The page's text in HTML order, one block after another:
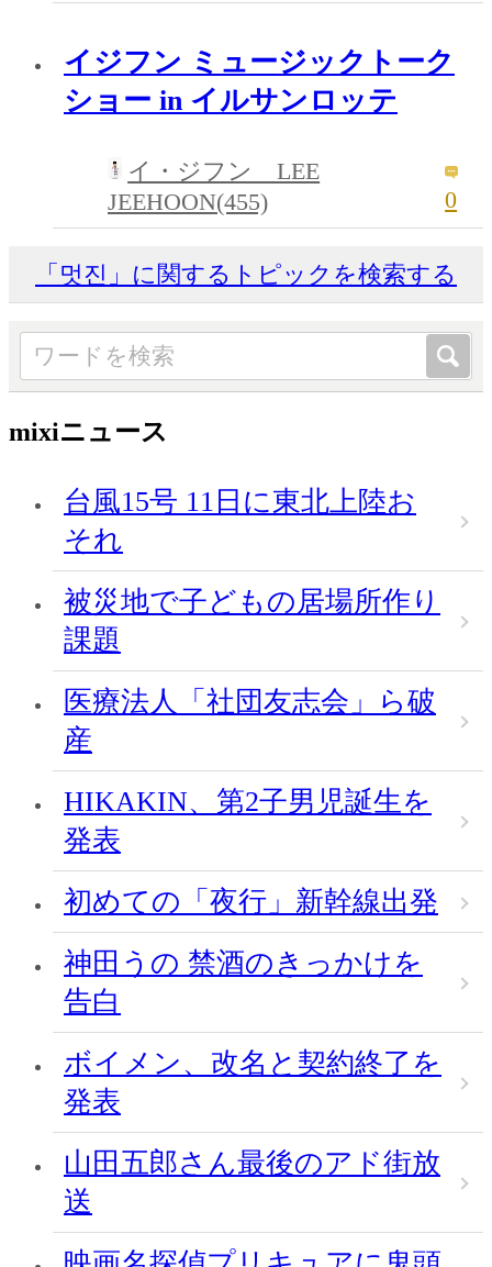
イジフン ミュージックトーク
ショー in イルサンロッテ
イ・ジフン LEE
JEEHOON(455)
0
「멋진」に関するトピックを検索する
mixiニュース
台風15号 11日に東北上陸お
それ
被災地で子どもの居場所作り
課題
医療法人「社団友志会」ら破
産
HIKAKIN、第2子男児誕生を
発表
初めての「夜行」新幹線出発
神田うの 禁酒のきっかけを
告白
ボイメン、改名と契約終了を
発表
山田五郎さん最後のアド街放
送